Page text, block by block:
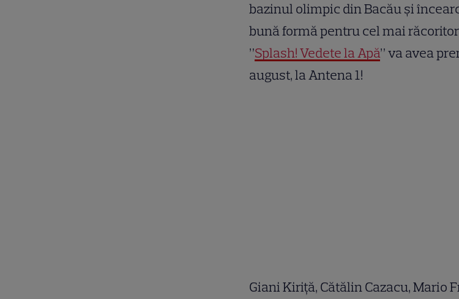
bazinul olimpic din Bacău și
bună formă pentru cel mai
”Splash! Vedete la Apă” va avea
august, la Antena 1!
Giani Kiriță, Cătălin Cazacu, Mario